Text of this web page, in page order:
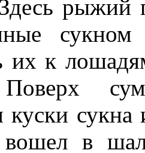
рыжий
их к
куски сукна
вошел в